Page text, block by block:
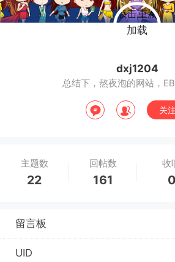
点击重新
加载
dxj1204
总结下，熬夜泡的网站，
关注
主题数
22
回帖数
161
收
0
留言板
UID